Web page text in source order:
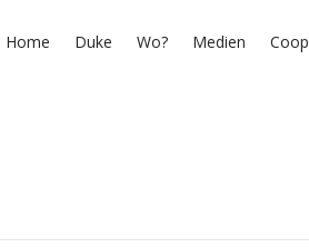
Home Duke Wo? Medien Coop